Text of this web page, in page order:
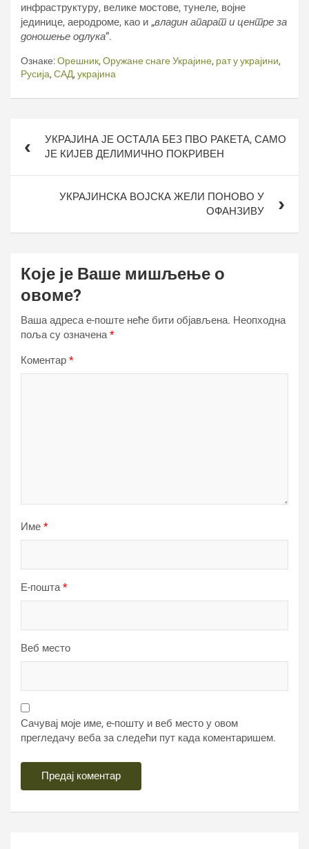
инфраструктуру, велике мостове, тунеле, војне
јединице, аеродроме, као и „владин апарат и центре за
доношење одлука“.
Ознаке:Орешник, Оружане снаге Украјине, рат у украјини,
Русија, САД, украјина
чланкаУКРАЈИНА ЈЕ ОСТАЛА БЕЗ ПВО РАКЕТА, САМО
ЈЕ КИЈЕВ ДЕЛИМИЧНО ПОКРИВЕН
УКРАЈИНСКА ВОЈСКА ЖЕЛИ ПОНОВО У
ОФАНЗИВУ
Које је Ваше мишљење о
овоме?
Ваша адреса е-поште неће бити објављена. Неопходна
поља су означена*
Коментар *
Име *
Е-пошта*
Веб место
Сачувај моје име, е-пошту и веб место у овом
прегледачу веба за следећи пут када коментаришем.